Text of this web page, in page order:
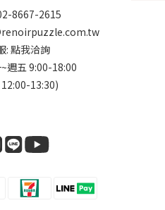
8667-2615
:點我洽詢
週五 9:00-18:00
13:30)